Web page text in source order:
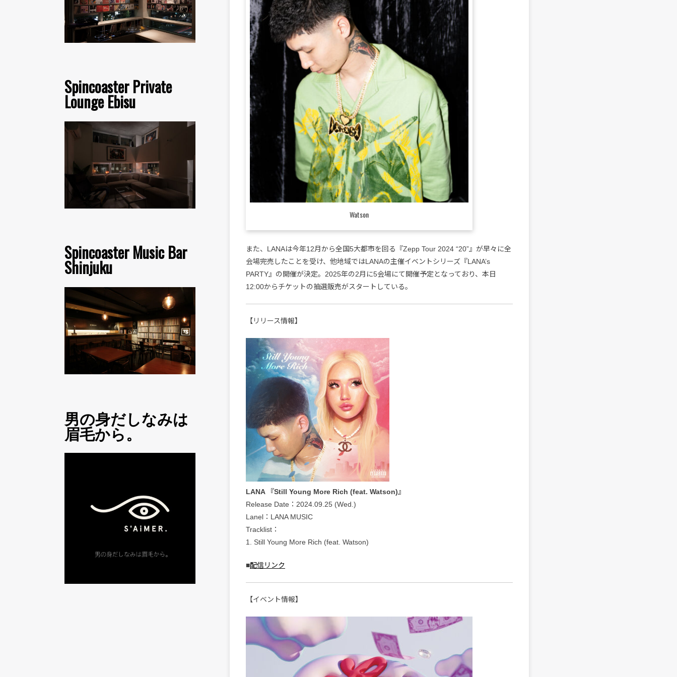
Spincoaster Private
Lounge Ebisu
Spincoaster Music Bar
Shinjuku
男の身だしなみは
眉毛から。
Watson
また、LANAは今年12月から全国5大都市を回る『Zepp Tour 2024 “20”』が早々に全
会場完売したことを受け、他地域ではLANAの主催イベントシリーズ『LANA’s
PARTY』の開催が決定。2025年の2月に5会場にて開催予定となっており、本日
12:00からチケットの抽選販売がスタートしている。
【リリース情報】
LANA 『Still Young More Rich (feat. Watson)』
Release Date：2024.09.25 (Wed.)
Lanel：LANA MUSIC
Tracklist：
1. Still Young More Rich (feat. Watson)
■配信リンク
【イベント情報】